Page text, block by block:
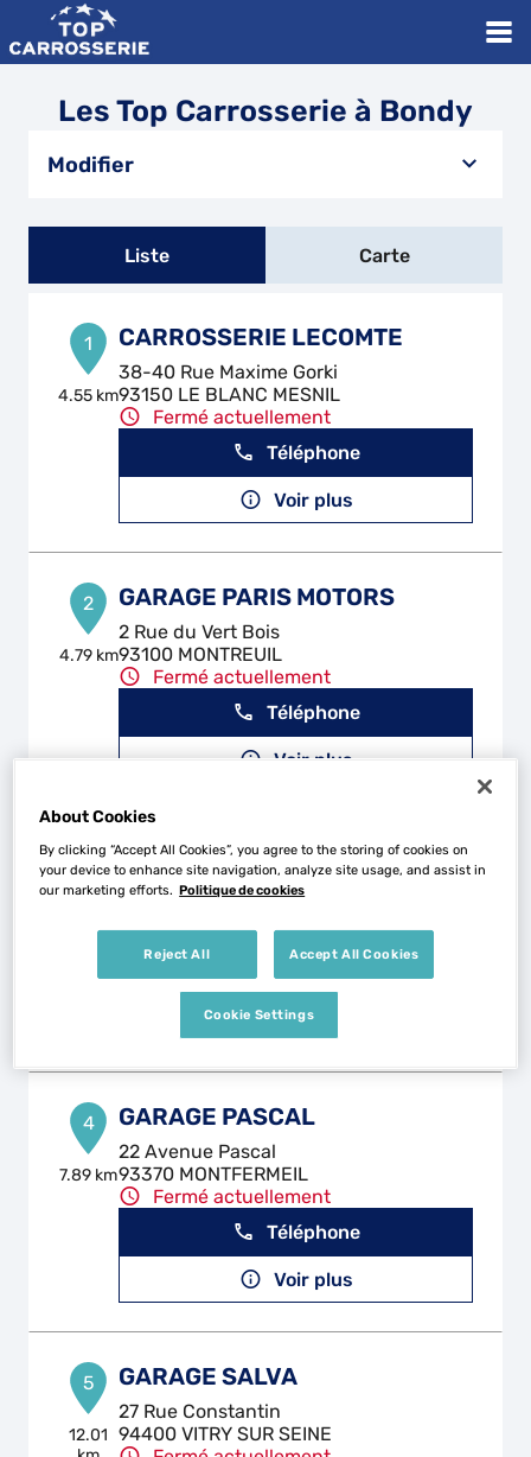
Les Top Carrosserie à Bondy
Modifier
Liste Carte
1
4.55 km
CARROSSERIE LECOMTE
38-40 Rue Maxime Gorki
93150 LE BLANC MESNIL
Fermé actuellement
Téléphone
Voir plus
2
4.79 km
GARAGE PARIS MOTORS
2 Rue du Vert Bois
93100 MONTREUIL
Fermé actuellement
Téléphone
Voir plus
3 RS AUTO HYBRIDE
21 Rue Marc Sangnier
Fermé actuellement
Voir plus
4
7.89 km
GARAGE PASCAL
22 Avenue Pascal
93370 MONTFERMEIL
Fermé actuellement
Téléphone
Voir plus
5
12.01
GARAGE SALVA
27 Rue Constantin
94400 VITRY SUR SEINE
About Cookies
By clicking “Accept All Cookies”, you agree to the storing of cookies on
your device to enhance site navigation, analyze site usage, and assist in
our marketing efforts. Politique de cookies
Reject All Accept All Cookies
Cookie Settings